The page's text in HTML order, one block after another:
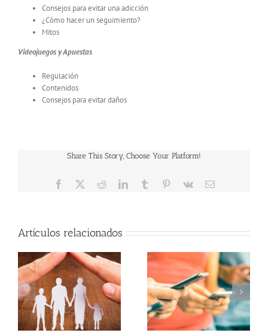
Consejos para evitar una adicción
¿Cómo hacer un seguimiento?
Mitos
Videojuegos y Apuestas
Regulación
Contenidos
Consejos para evitar daños
Share This Story, Choose Your Platform!
Facebook RedditLinkedInTumblr Pinterest
Vk
Correo
Artículos relacionados
Reducción de daños
Apoyo Social
Individualizado